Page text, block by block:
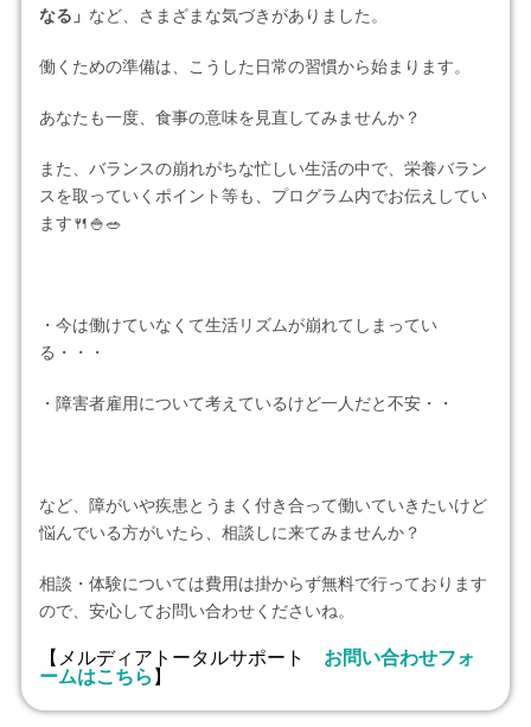
なる」 など、さまざまな気づきがありました。
働くための準備は、こうした日常の習慣から始まります。
あなたも一度、食事の意味を見直してみませんか？
また、バランスの崩れがちな忙しい生活の中で、栄養バラン
スを取っていくポイント等も、プログラム内でお伝えしてい
ます🍴🍚🥗
・今は働けていなくて生活リズムが崩れてしまってい
る・・・
・障害者雇用について考えているけど一人だと不安・・
など、障がいや疾患とうまく付き合って働いていきたいけど
悩んでいる方がいたら、相談しに来てみませんか？
相談・体験については費用は掛からず無料で行っております
ので、安心してお問い合わせくださいね。
【メルディアトータルサポート お問い合わせフォ
ームはこちら 】